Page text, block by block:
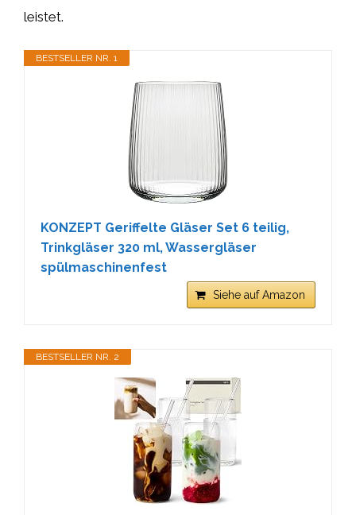
leistet.
BESTSELLER NR. 1
KONZEPT Geriffelte Gläser Set 6 teilig,
Trinkgläser 320 ml, Wassergläser
spülmaschinenfest
Siehe auf Amazon
BESTSELLER NR. 2